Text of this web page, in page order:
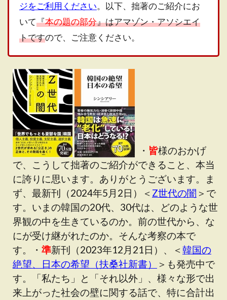
ジをご利用ください。以下、拙著のご紹介にお
いて『本の題の部分』はアマゾン・アソシエイ
トですので、ご注意ください。
・ 皆様のおかげ
で、こうして拙著のご紹介ができること、本当
に誇りに思います。ありがとうございます。ま
ず、最新刊（2024年5月2日）＜ Z世代の闇 ＞で
す。いまの韓国の20代、30代は、どのような世
界観の中を生きているのか。前の世代から、な
にが受け継がれたのか。そんな考察の本で
す。・ 準新刊（2023年12月21日）、＜韓国の
絶望、日本の希望（扶桑社新書）
＞も発売中で
す。「私たち」と「それ以外」、様々な形で出
来上がった社会の壁に関する話で、特に合計出